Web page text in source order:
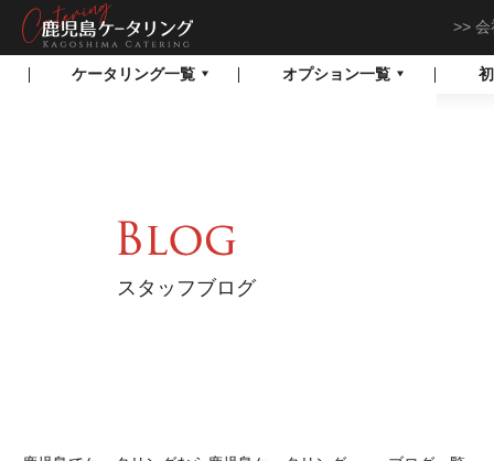
鹿児島でケータリン
会
ケータリング一覧 オプション一覧
スタッフブログ